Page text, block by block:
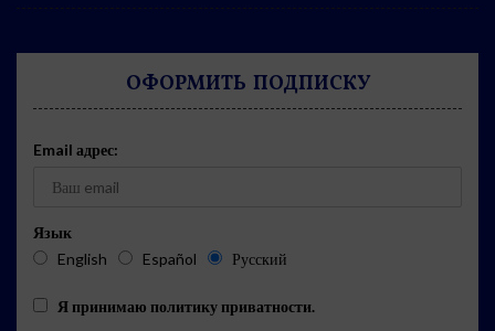
ОФОРМИТЬ ПОДПИСКУ
Email адрес:
Язык
English
Español Русский
Я принимаю политику приватности.